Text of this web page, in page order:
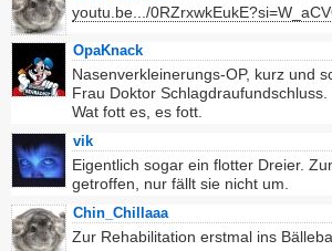
youtu.be.../
OpaKnack
Nasenverkleinerungs-OP, kurz und
Frau Doktor Schlagdraufundschluss.
Wat fott es, es fott.
vik
Eigentlich sogar ein flotter Dreier.
getroffen, nur fällt sie nicht um.
Chin_Chillaaa
Zur Rehabilitation erstmal ins